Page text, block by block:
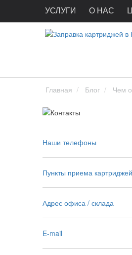
УСЛУГИ О НАС
Главная Блог Чем
Наши телефоны
Пункты приема картриджей
Адрес офиса / склада
E-mail